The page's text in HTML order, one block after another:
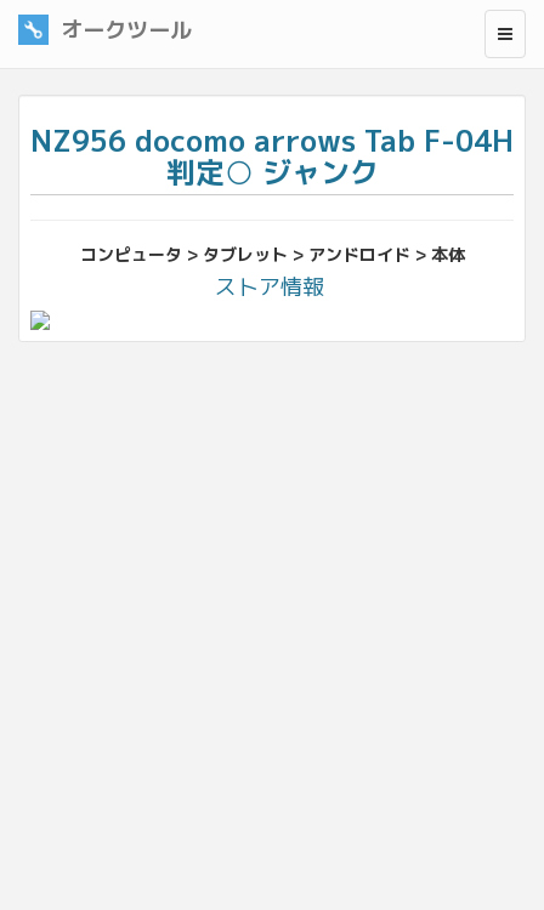
オークツール
NZ956 docomo arrows Tab F-04H
判定○ ジャンク
コンピュータ > タブレット > アンドロイド > 本体
ストア情報